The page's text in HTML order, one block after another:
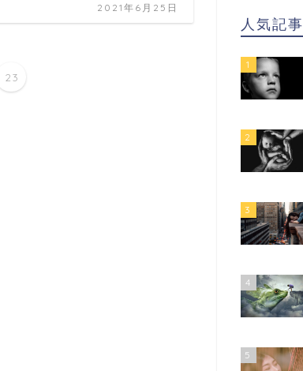
2021年6月25日
23
人気記事
1
2
3
4
5